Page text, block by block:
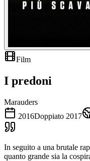
Film
I predoni
Marauders
2016Doppiato 2017
In seguito a una brutale
quanto grande sia la